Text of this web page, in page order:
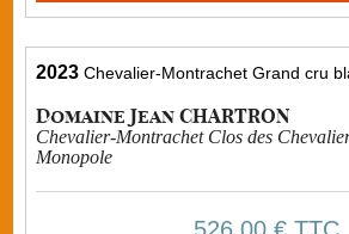
2023 Chevalier-Montrachet Grand cru
Domaine Jean CHARTRON
Chevalier-Montrachet Clos des
Monopole